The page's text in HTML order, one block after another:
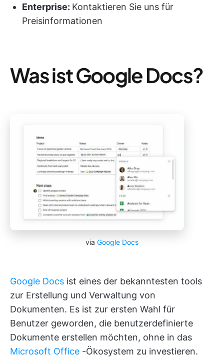
Enterprise: Kontaktieren Sie uns für
Preisinformationen
Was ist Google Docs?
via Google Docs
Google Docs ist eines der bekanntesten tools
zur Erstellung und Verwaltung von
Dokumenten. Es ist zur ersten Wahl für
Benutzer geworden, die benutzerdefinierte
Dokumente erstellen möchten, ohne in das
Microsoft Office -Ökosystem zu investieren.